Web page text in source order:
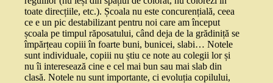
toate direcțiile, etc.). Școala nu este concurențială, ceea
ce e un pic destabilizant pentru noi care am început
școala pe timpul răposatului, când deja de la grădiniță se
împărțeau copiii în foarte buni, bunicei, slabi… Notele
sunt individuale, copiii nu știu ce note au colegii lor și
nu îi interesează cine e cel mai bun sau mai slab din
clasă. Notele nu sunt importante, ci evoluția copilului,